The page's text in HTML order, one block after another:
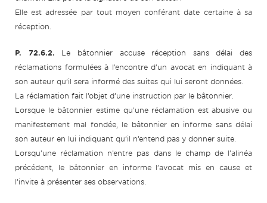
Elle est adressée par tout moyen conférant date certaine à sa
réception.
P. 72.6.2. Le bâtonnier accuse réception sans délai des
réclamations formulées à l’encontre d’un avocat en indiquant à
son auteur qu’il sera informé des suites qui lui seront données.
La réclamation fait l’objet d’une instruction par le bâtonnier.
Lorsque le bâtonnier estime qu’une réclamation est abusive ou
manifestement mal fondée, le bâtonnier en informe sans délai
son auteur en lui indiquant qu’il n’entend pas y donner suite.
Lorsqu’une réclamation n’entre pas dans le champ de l’alinéa
précédent, le bâtonnier en informe l’avocat mis en cause et
l’invite à présenter ses observations.